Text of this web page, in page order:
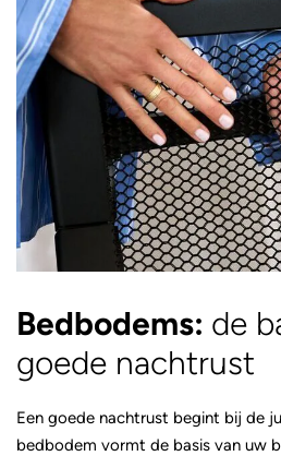
Bedbodems: de
goede nachtrust
Een goede nachtrust begint bij de
bedbodem vormt de basis van uw